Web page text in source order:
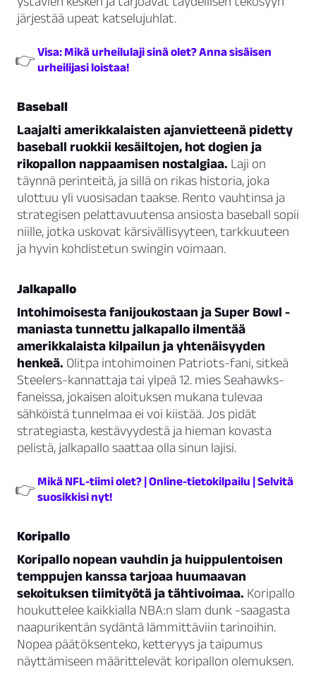
järjestää upeat katselujuhlat.
👉Visa: Mikä urheilulaji sinä olet? Anna sisäisen
urheilijasi loistaa!
Baseball
Laajalti amerikkalaisten ajanvietteenä pidetty
baseball ruokkii kesäiltojen, hot dogien ja
rikopallon nappaamisen nostalgiaa. Laji on
täynnä perinteitä, ja sillä on rikas historia, joka
ulottuu yli vuosisadan taakse. Rento vauhtinsa ja
strategisen pelattavuutensa ansiosta baseball sopii
niille, jotka uskovat kärsivällisyyteen, tarkkuuteen
ja hyvin kohdistetun swingin voimaan.
Jalkapallo
Intohimoisesta fanijoukostaan ja Super Bowl -
maniasta tunnettu jalkapallo ilmentää
amerikkalaista kilpailun ja yhtenäisyyden
henkeä. Olitpa intohimoinen Patriots-fani, sitkeä
Steelers-kannattaja tai ylpeä 12. mies Seahawks-
faneissa, jokaisen aloituksen mukana tulevaa
sähköistä tunnelmaa ei voi kiistää. Jos pidät
strategiasta, kestävyydestä ja hieman kovasta
pelistä, jalkapallo saattaa olla sinun lajisi.
👉Mikä NFL-tiimi olet? | Online-tietokilpailu | Selvitä
suosikkisi nyt!
Koripallo
Koripallo nopean vauhdin ja huippulentoisen
temppujen kanssa tarjoaa huumaavan
sekoituksen tiimityötä ja tähtivoimaa. Koripallo
houkuttelee kaikkialla NBA:n slam dunk -saagasta
naapurikentän sydäntä lämmittäviin tarinoihin.
Nopea päätöksenteko, ketteryys ja taipumus
näyttämiseen määrittelevät koripallon olemuksen.